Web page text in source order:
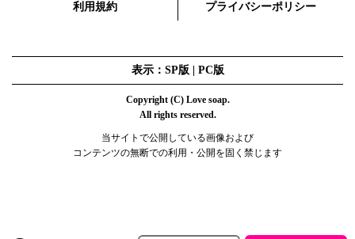
利用規約 プライバシーポリシー
表示：SP版 | PC版
Copyright (C) Love soap.
All rights reserved.
当サイトで公開している画像および
コンテンツの無断での利用・公開を固く禁じます